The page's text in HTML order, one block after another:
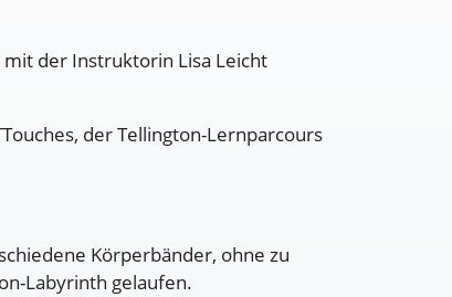
der Instruktorin Lisa Leicht
der Tellington-Lernparcours
Körperbänder, ohne zu
Labyrinth gelaufen.